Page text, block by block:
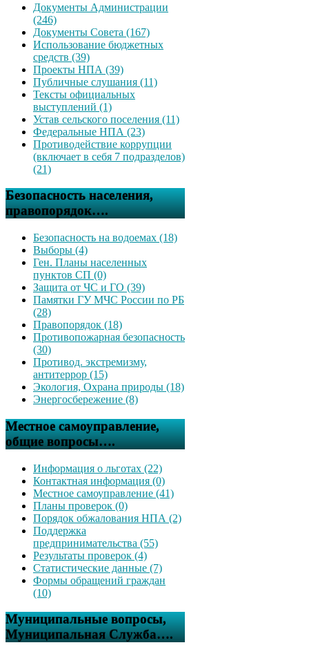
Документы Администрации
(246)
Документы Совета (167)
Использование бюджетных
средств (39)
Проекты НПА (39)
Публичные слушания (11)
Тексты официальных
выступлений (1)
Устав сельского поселения (11)
Федеральные НПА (23)
Противодействие коррупции
(включает в себя 7 подразделов)
(21)
Безопасность населения,
правопорядок….
Безопасность на водоемах (18)
Выборы (4)
Ген. Планы населенных
пунктов СП (0)
Защита от ЧС и ГО (39)
Памятки ГУ МЧС России по РБ
(28)
Правопорядок (18)
Противопожарная безопасность
(30)
Противод. экстремизму,
антитеррор (15)
Экология, Охрана природы (18)
Энергосбережение (8)
Местное самоуправление,
общие вопросы….
Информация о льготах (22)
Контактная информация (0)
Местное самоуправление (41)
Планы проверок (0)
Порядок обжалования НПА (2)
Поддержка
предпринимательства (55)
Результаты проверок (4)
Статистические данные (7)
Формы обращений граждан
(10)
Муниципальные вопросы,
Муниципальная Служба….